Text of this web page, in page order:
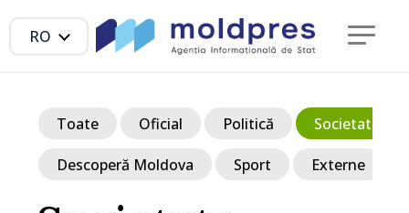
RO
Toate Oficial Politică Societate
Descoperă Moldova Sport Externe